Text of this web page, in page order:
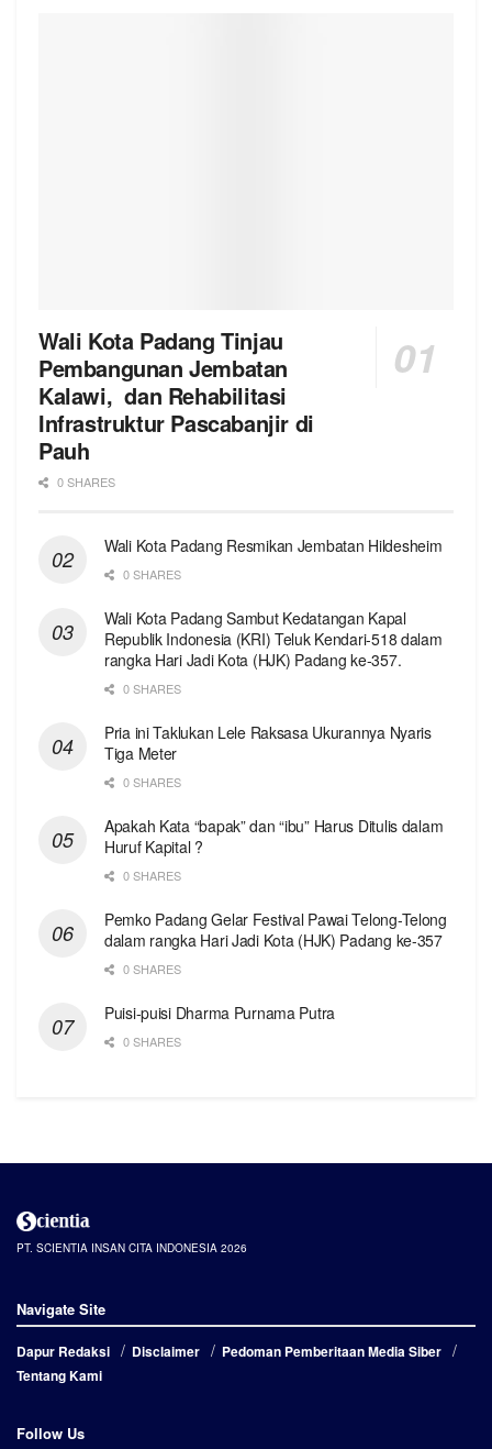
Wali Kota Padang Tinjau
Pembangunan Jembatan
Kalawi, dan Rehabilitasi
Infrastruktur Pascabanjir di
Pauh
0 SHARES
Wali Kota Padang Resmikan Jembatan Hildesheim
0 SHARES
Wali Kota Padang Sambut Kedatangan Kapal
Republik Indonesia (KRI) Teluk Kendari-518 dalam
rangka Hari Jadi Kota (HJK) Padang ke-357.
0 SHARES
Pria ini Taklukan Lele Raksasa Ukurannya Nyaris
Tiga Meter
0 SHARES
Apakah Kata “bapak” dan “ibu” Harus Ditulis dalam
Huruf Kapital ?
0 SHARES
Pemko Padang Gelar Festival Pawai Telong-Telong
dalam rangka Hari Jadi Kota (HJK) Padang ke-357
0 SHARES
Puisi-puisi Dharma Purnama Putra
0 SHARES
PT. SCIENTIA INSAN CITA INDONESIA 2026
Navigate Site
Dapur Redaksi Disclaimer
Pedoman Pemberitaan Media Siber
Tentang Kami
Follow Us